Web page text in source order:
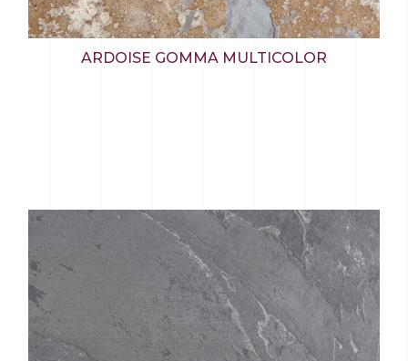
ARDOISE GOMMA MULTICOLOR